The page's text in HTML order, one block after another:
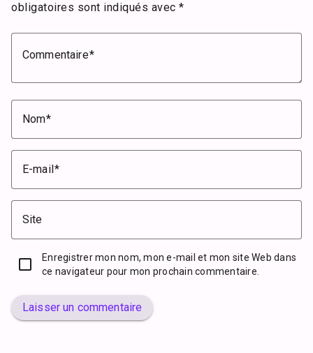
obligatoires sont indiqués avec *
Commentaire
Nom
E-mail
Site
Enregistrer mon nom, mon e-mail et mon site Web dans
ce navigateur pour mon prochain commentaire.
Laisser un commentaire